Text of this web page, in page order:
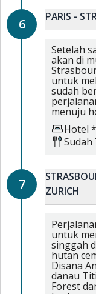
6 PARIS -
Setelah
akan di
untuk
sudah
menuju
Hotel
7
ZURICH
untuk
singgah
hutan
Disana
danau
Forest